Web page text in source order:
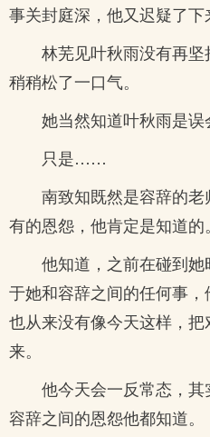
事关封庭深，他又迟疑了下
林芜见叶秋雨没有再坚
稍稍松了一口气。
她当然知道叶秋雨是误
只是……
南致知既然是容辞的
有的恩怨，他肯定是知道的。
他知道，之前在碰到
于她和容辞之间的任何事
也从来没有像今天这样，
来。
他今天会一反常态，
容辞之间的恩怨他都知道。